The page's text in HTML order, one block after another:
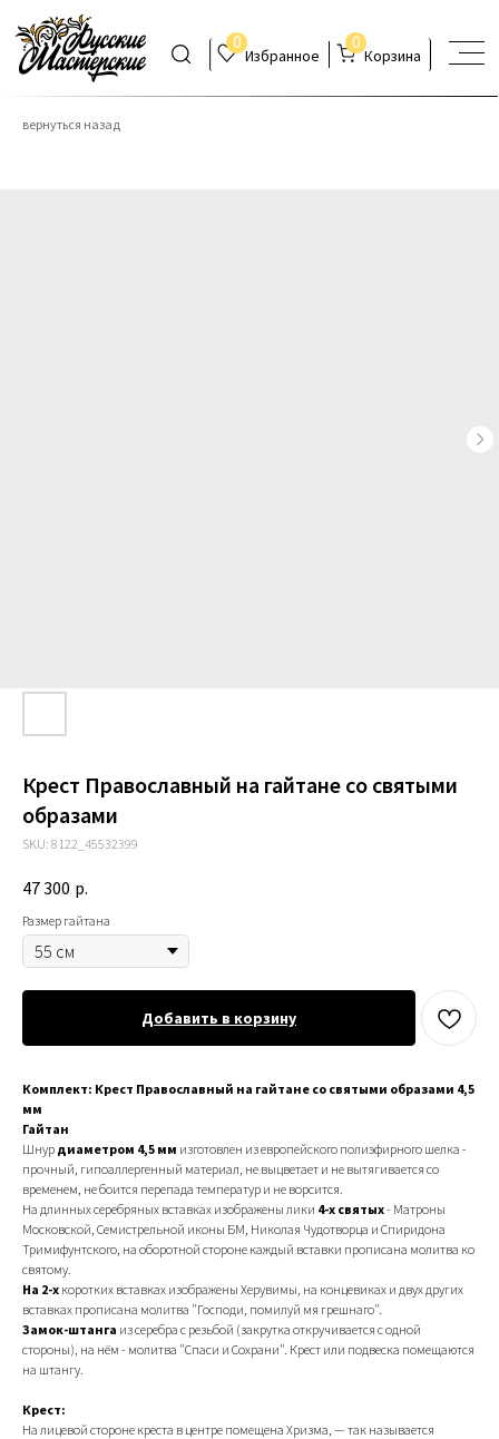
Избранное Корзина
вернуться назад
Крест Православный на гайтане со святыми
образами
SKU: 8122_45532399
47 300 р.
Размер гайтана
Добавить в корзину
Комплект: Крест Православный на гайтане со святыми образами 4,5
мм
Гайтан
Шнур диаметром 4,5 мм изготовлен из европейского полиэфирного шелка -
прочный, гипоаллергенный материал, не выцветает и не вытягивается со
временем, не боится перепада температур и не ворсится.
На длинных серебряных вставках изображены лики 4-х святых- Матроны
Московской, Семистрельной иконы БМ, Николая Чудотворца и Спиридона
Тримифунтского, на оборотной стороне каждый вставки прописана молитва ко
святому.
На 2-х коротких вставках изображены Херувимы, на концевиках и двух других
вставках прописана молитва "Господи, помилуй мя грешнаго".
Замок-штанга из серебра с резьбой (закрутка откручивается с одной
стороны), на нём - молитва "Спаси и Сохрани". Крест или подвеска помещаются
на штангу.
Крест:
На лицевой стороне креста в центре помещена Хризма, — так называется